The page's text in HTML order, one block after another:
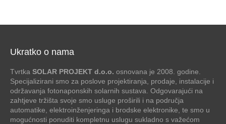
Ukratko o nama
Tvrtka SOLAR PROJEKT d.o.o. osnovana je 2008. godine.
Specijalizirani smo za poslove projektiranja, prodaje, instalacije i
održavanja fotonaponskih solarnih sustava. Odgovarajući na
zahtjeve tržišta svoje smo usluge proširili i na područja
automatike, elektroinženjeringa i brodske elektronike, te smo u
mogućnosti ponuditi kompletnu uslugu sukladno s važećom